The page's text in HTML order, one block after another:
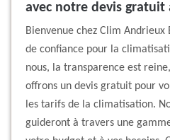
avec notre devis gratuit
Bienvenue chez Clim
de confiance pour la
nous, la transparence est
offrons un devis gratuit pour
les tarifs de la climatisation.
guideront à travers une